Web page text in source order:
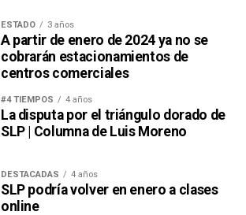
ESTADO 3 años
A partir de enero de 2024 ya no se
cobrarán estacionamientos de
centros comerciales
#4 TIEMPOS 4 años
La disputa por el triángulo dorado de
SLP | Columna de Luis Moreno
DESTACADAS 4 años
SLP podría volver en enero a clases
online